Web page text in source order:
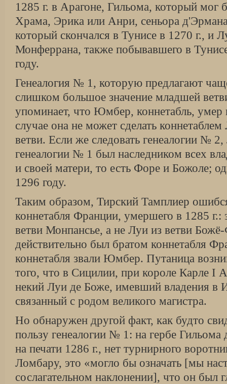
1285 г. в Арагоне, Гильо­ма, который мог
Храма, Эрика или Анри, сеньора
который скон­чался в Тунисе в 1270 г., и
Монферрана, также побывавшего в
году.
Генеалогия № 1, которую предлагают
слишком большое значение младшей
упоминает, что Юмбер, коннетабль, умер
случае она не может сделать
ветви. Если же следовать генеалогии №
генеалогии № 1 был наследником всех
и своей матери, то есть Форе и Божоле;
1296 году.
Таким образом, Тирский Тамплиер
коннетабля Франции, умершего в 1285
ветви Монпансье, а не Луи из ветви
действительно был братом коннетабля
коннетабля звали Юмбер. Путаница
того, что в Сици­лии, при короле Карле I
некий Луи де Боже, имевший владения в
связанный с родом великого магистра.
Но обнаружен другой факт, как будто
пользу генеалогии № 1: на гербе
на печати 1286 г., нет турнирного
Ломбару, это «могло бы означать [мы
сослагательном наклонении], что он был